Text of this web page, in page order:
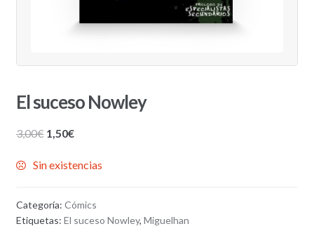
El suceso Nowley
3,00€ El
original
3,00€.
1,50€El
actual
1,50€.
Sin existencias
Categoría: Cómics
Etiquetas: El suceso Nowley, Miguelhan